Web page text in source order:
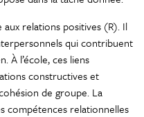
relations positives (R). Il
qui contribuent
À l’école, ces liens
constructives et
de groupe. La
compétences relationnelles